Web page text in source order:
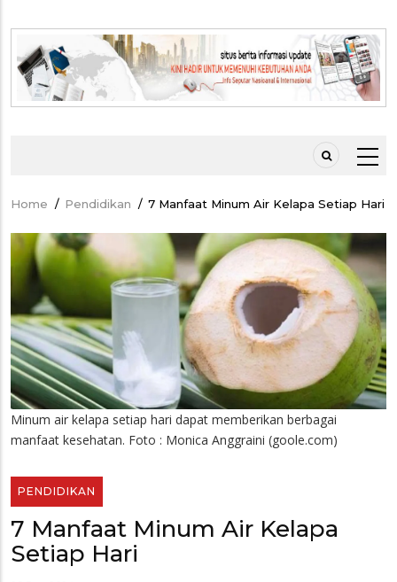
Breadcrumb
Home / Pendidikan / 7 Manfaat Minum Air Kelapa Setiap Hari
Minum air kelapa setiap hari dapat memberikan berbagai
manfaat kesehatan. Foto : Monica Anggraini (goole.com)
PENDIDIKAN
7 Manfaat Minum Air Kelapa
Setiap Hari